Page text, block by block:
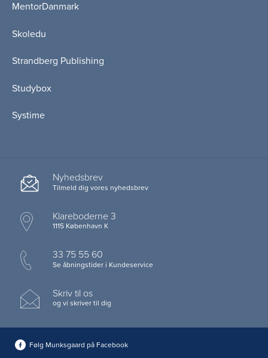
MentorDanmark
Skoledu
Strandberg Publishing
Studybox
Systime
Nyhedsbrev
Tilmeld dig vores nyhedsbrev
Klareboderne 3
1115 København K
33 75 55 60
Se åbningstider i Kundeservice
Skriv til os
og vi skriver til dig
Følg Munksgaard på Facebook